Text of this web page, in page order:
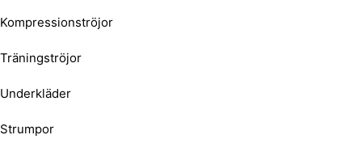
Kompressionströjor
Träningströjor
Underkläder
Strumpor